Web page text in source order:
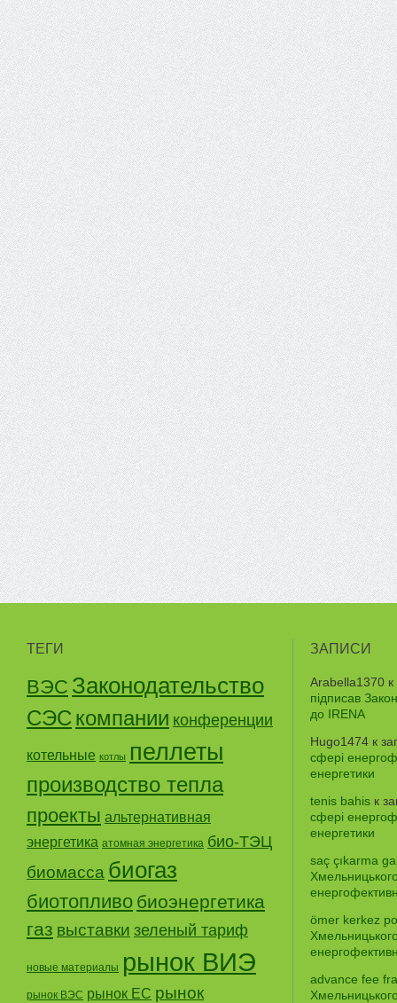
ТЕГИ
ВЭС Законодательство
СЭС компании конференции
котельные котлы пеллеты
производство тепла
проекты альтернативная
энергетика атомная энергетика био-ТЭЦ
биомасса биогаз
биотопливо биоэнергетика
газ выставки зеленый тариф
новые материалы рынок ВИЭ
рынок ВЭС рынок ЕС рынок
ЗАПИСИ
Arabella1370
підписав
до IRENA
Hugo1474 к
сфері
енергетики
tenis bahis к
сфері
енергетики
saç çıkarma
ömer kerkez
advance fee